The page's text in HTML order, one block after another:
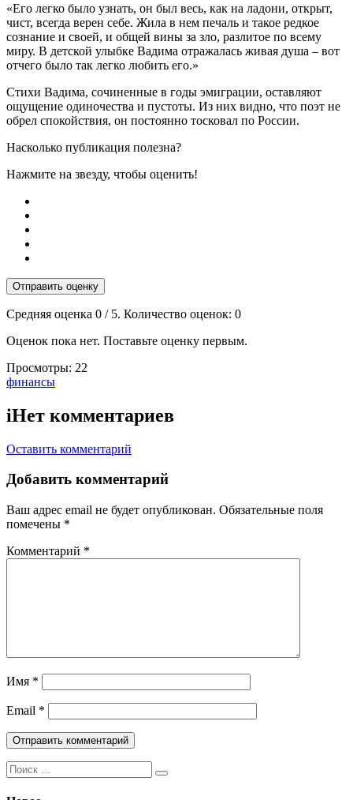
«Его легко было узнать, он был весь, как на ладони, открыт,
чист, всегда верен себе. Жила в нем печаль и такое редкое
сознание и своей, и общей вины за зло, разлитое по всему
миру. В детской улыбке Вадима отражалась живая душа – вот
отчего было так легко любить его.»
Стихи Вадима, сочиненные в годы эмиграции, оставляют
ощущение одиночества и пустоты. Из них видно, что поэт не
обрел спокойствия, он постоянно тосковал по России.
Насколько публикация полезна?
Нажмите на звезду, чтобы оценить!
Отправить оценку
Средняя оценка 0 / 5. Количество оценок: 0
Оценок пока нет. Поставьте оценку первым.
Просмотры: 22
Тэги:
финансы
iНет комментариев
Оставить комментарий
Добавить комментарий
Ваш адрес email не будет опубликован. Обязательные поля
помечены *
Комментарий *
Имя *
Email *
Поиск: